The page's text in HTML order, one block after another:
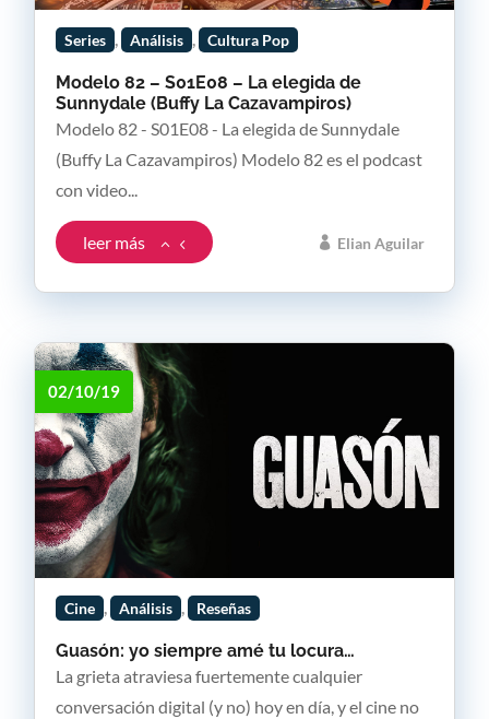
Modelo 82 – S01E08 – La elegida de
Sunnydale (Buffy La Cazavampiros)
Elian Aguilar
Series , Análisis , Cultura Pop
Modelo 82 - S01E08 - La elegida de Sunnydale
(Buffy La Cazavampiros) Modelo 82 es el podcast
con video...
leer más
Guasón: yo siempre amé tu locura…
02/10/19
Cine , Análisis , Reseñas
La grieta atraviesa fuertemente cualquier
conversación digital (y no) hoy en día, y el cine no